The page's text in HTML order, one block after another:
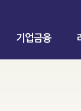
기업금융